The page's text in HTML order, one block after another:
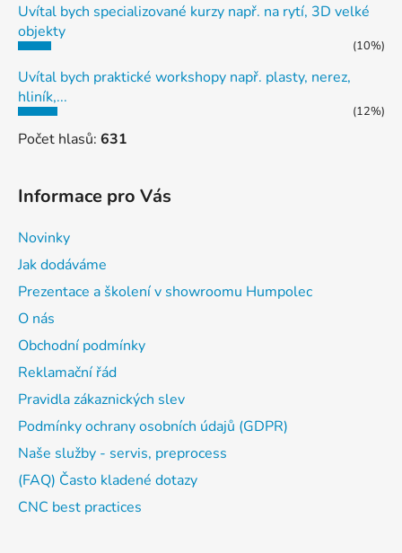
Uvítal bych specializované kurzy např. na rytí, 3D velké
objekty
(10%)
Uvítal bych praktické workshopy např. plasty, nerez,
hliník,...
(12%)
Počet hlasů: 631
Informace pro Vás
Novinky
Jak dodáváme
Prezentace a školení v showroomu Humpolec
O nás
Obchodní podmínky
Reklamační řád
Pravidla zákaznických slev
Podmínky ochrany osobních údajů (GDPR)
Naše služby - servis, preprocess
(FAQ) Často kladené dotazy
CNC best practices